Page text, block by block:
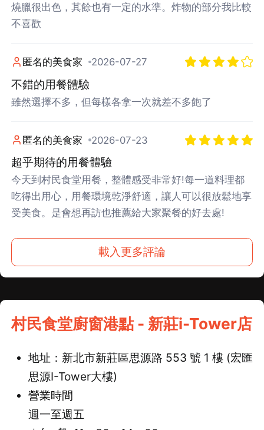
燒臘很出色，其餘也有一定的水準。炸物的部分我比較
不喜歡
匿名的美食家 2026-07-27
不錯的用餐體驗
雖然選擇不多，但每樣各拿一次就差不多飽了
匿名的美食家 2026-07-23
超乎期待的用餐體驗
今天到村民食堂用餐，整體感受非常好!每一道料理都
吃得出用心，用餐環境乾淨舒適，讓人可以很放鬆地享
受美食。是會想再訪也推薦給大家聚餐的好去處!
載入更多評論
村民食堂廚窗港點 - 新莊i-Tower店
地址：新北市新莊區思源路 553 號 1 樓 (宏匯
思源I-Tower大樓)
營業時間
週一至週五